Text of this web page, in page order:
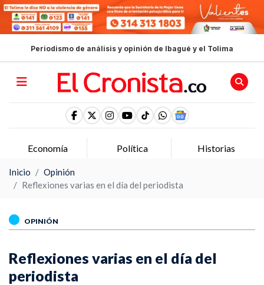
Periodismo de análisis y opinión de Ibagué y el Tolima
Economía Política Historias
Inicio
Opinión
Reflexiones varias en el día del periodista
OPINIÓN
Reflexiones varias en el día del
periodista